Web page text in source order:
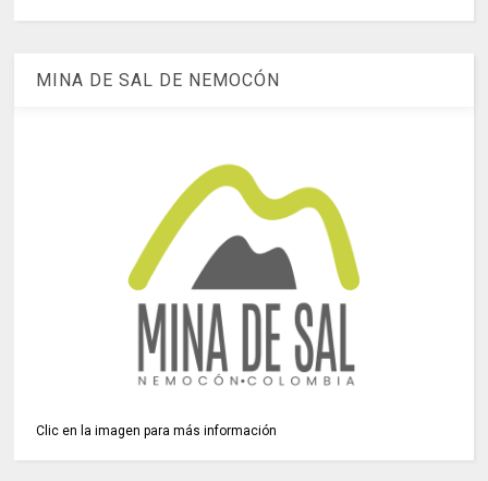
MINA DE SAL DE NEMOCÓN
Clic en la imagen para más información